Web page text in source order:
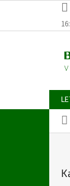
obsah